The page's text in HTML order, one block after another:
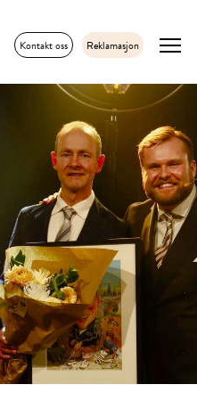
Kontakt oss Reklamasjon